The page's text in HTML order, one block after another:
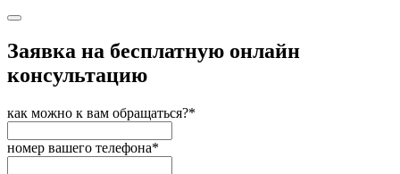
Заявка на бесплатную онлайн
консультацию
как можно к вам обращаться?*
номер вашего телефона*